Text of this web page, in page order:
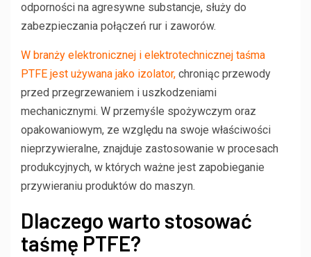
odporności na agresywne substancje, służy do
zabezpieczania połączeń rur i zaworów.
W branży elektronicznej i elektrotechnicznej taśma
PTFE jest używana jako izolator, chroniąc przewody
przed przegrzewaniem i uszkodzeniami
mechanicznymi. W przemyśle spożywczym oraz
opakowaniowym, ze względu na swoje właściwości
nieprzywieralne, znajduje zastosowanie w procesach
produkcyjnych, w których ważne jest zapobieganie
przywieraniu produktów do maszyn.
Dlaczego warto stosować
taśmę PTFE?